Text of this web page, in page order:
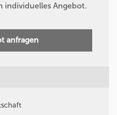
individuelles Angebot.
anfragen